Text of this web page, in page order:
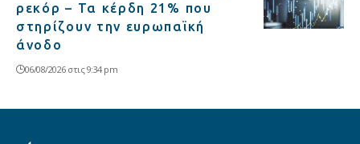
ρεκόρ – Τα κέρδη 21% που
στηρίζουν την ευρωπαϊκή
άνοδο
06/08/2026 στις 9:34 pm